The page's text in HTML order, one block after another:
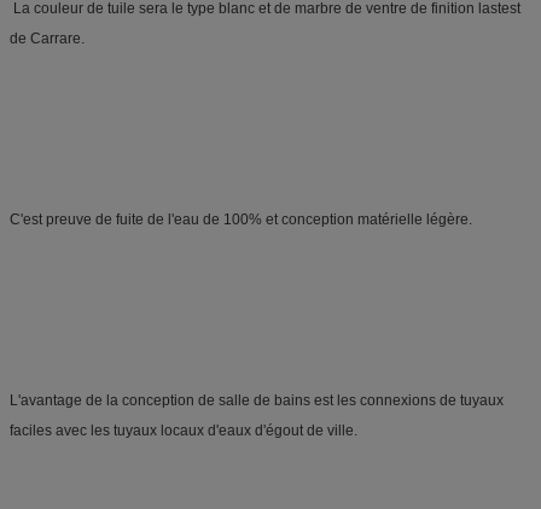
de Carrare.
C'est preuve de fuite de l'eau de 100% et conception matérielle légère.
L'avantage de la conception de salle de bains est les connexions de tuyaux
faciles avec les tuyaux locaux d'eaux d'égout de ville.